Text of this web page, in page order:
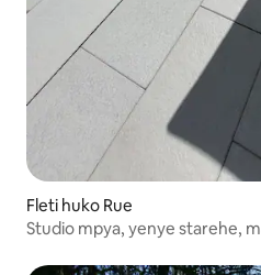
Fleti huko Rue
Studio mpya, yenye starehe,